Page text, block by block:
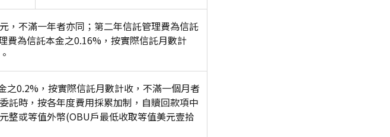
，不滿一年者亦同；第二年信託管理費為信託
費為信託本金之0.16%，按實際信託月數計
之0.2%，按實際信託月數計收，不滿一個月者
託時，按各年度費用採累加制，自贖回款項中
整或等值外幣(OBU戶最低收取等值美元壹拾